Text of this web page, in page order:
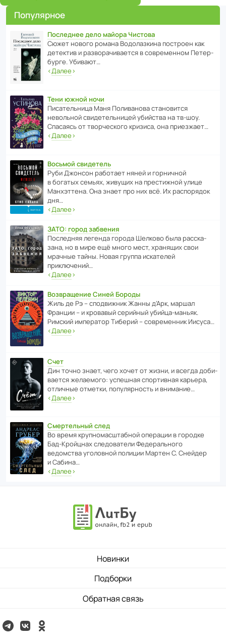
Популярное
Последнее дело майора Чистова
Сюжет нового романа Водо­ла­з­кина пост­роен как
дете­ктив и разво­ра­чи­ва­ется в совре­менном Пете­р­
бурге. Убивают…
‹Далее›
Тени южной ночи
Писа­тель­ница Маня Поли­ва­нова стано­вится
невольной свиде­тель­ницей убийства на тв-шоу.
Спасаясь от твор­че­с­кого кризиса, она приезжает…
‹Далее›
Восьмой свидетель
Руби Джонсон рабо­тает няней и горни­чной
в богатых семьях, живущих на прес­ти­жной улице
Манх­эт­тена. Она знает про них всё. Их распо­рядок
дня…
‹Далее›
ЗАТО: город забвения
После­дняя легенда города Шелково была расска­
зана, но в мире ещё много мест, хранящих свои
мрачные тайны. Новая группа иска­телей
приключений…
‹Далее›
Возвращение Синей Бороды
Жиль де Рэ – спод­ви­жник Жанны д’Арк, маршал
Франции – и кровавый серийный убийца-маньяк.
Римский импе­ратор Тиберий – совре­менник Иисуса…
‹Далее›
Счет
Дин точно знает, чего хочет от жизни, и всегда доби­
ва­ется жела­е­мого: успе­шная спор­ти­вная карьера,
отли­чные отметки, попу­ля­р­ность и внимание…
‹Далее›
Смертельный след
Во время круп­но­мас­ш­та­бной операции в городке
Бад‑Крой­цнах следо­ва­тели Феде­раль­ного
ведомства уголо­вной полиции Мартен С. Снейдер
и Сабина…
‹Далее›
Новинки
Подборки
Обратная связь